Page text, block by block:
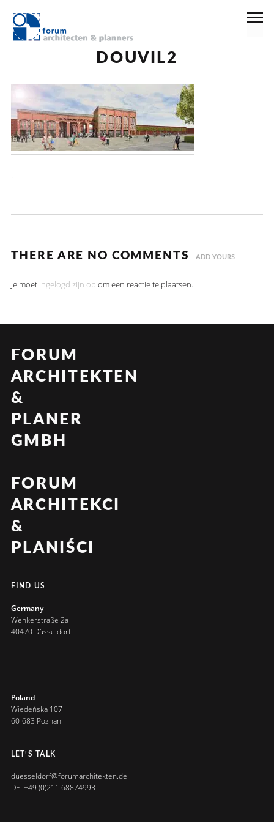
DOUVIL2
.
THERE ARE NO COMMENTS ADD YOURS
Je moet ingelogd zijn op om een reactie te plaatsen.
FORUM
ARCHITEKTEN
&
PLANER
GMBH
FORUM
ARCHITEKCI
&
PLANIŚCI
FIND US
Germany
Wenkerstraße 2a
40470 Düsseldorf
Poland
Wiedeńska 107
60-683 Poznan
LET’S TALK
duesseldorf@forumarchitekten.de
DE: +49 (0)211 68874993